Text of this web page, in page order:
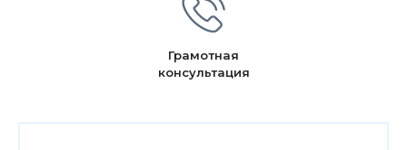
Грамотная
консультация